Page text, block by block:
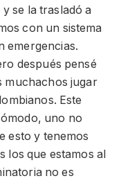
se la trasladó a
con un sistema
emergencias.
después pensé
muchachos jugar
Este
uno no
esto y tenemos
los que estamos al
no es